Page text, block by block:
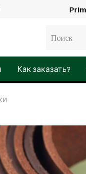
Как заказать?